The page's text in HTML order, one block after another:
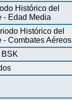
Histórico del
- Edad Media
Histórico del
- Combates Aéreos
BSK